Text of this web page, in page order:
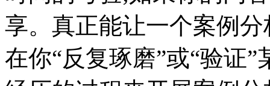
享。真正能让一个案例
在你“反复琢磨”或“验证